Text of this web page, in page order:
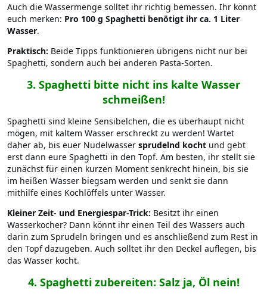
Auch die Wassermenge solltet ihr richtig bemessen. Ihr könnt
euch merken: Pro 100 g Spaghetti benötigt ihr ca. 1 Liter
Wasser.
Praktisch: Beide Tipps funktionieren übrigens nicht nur bei
Spaghetti, sondern auch bei anderen Pasta-Sorten.
3. Spaghetti bitte nicht ins kalte Wasser
schmeißen!
Spaghetti sind kleine Sensibelchen, die es überhaupt nicht
mögen, mit kaltem Wasser erschreckt zu werden! Wartet
daher ab, bis euer Nudelwasser sprudelnd kocht und gebt
erst dann eure Spaghetti in den Topf. Am besten, ihr stellt sie
zunächst für einen kurzen Moment senkrecht hinein, bis sie
im heißen Wasser biegsam werden und senkt sie dann
mithilfe eines Kochlöffels unter Wasser.
Kleiner Zeit- und Energiespar-Trick: Besitzt ihr einen
Wasserkocher? Dann könnt ihr einen Teil des Wassers auch
darin zum Sprudeln bringen und es anschließend zum Rest in
den Topf dazugeben. Auch solltet ihr den Deckel auflegen, bis
das Wasser kocht.
4. Spaghetti zubereiten: Salz ja, Öl nein!